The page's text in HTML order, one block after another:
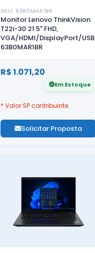
SKU: 63B0MAR1BR
Monitor Lenovo ThinkVision
T22i-30 21.5" FHD,
VGA/HDMI/DisplayPort/
63B0MAR1BR
R$ 1.071,20
Em Estoque
* Valor SP contribuinte
Solicitar Proposta